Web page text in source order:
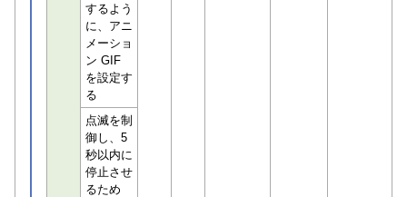
するよう
に、アニ
メーショ
ン GIF
を設定す
る
点滅を制
御し、5
秒以内に
停止させ
るため